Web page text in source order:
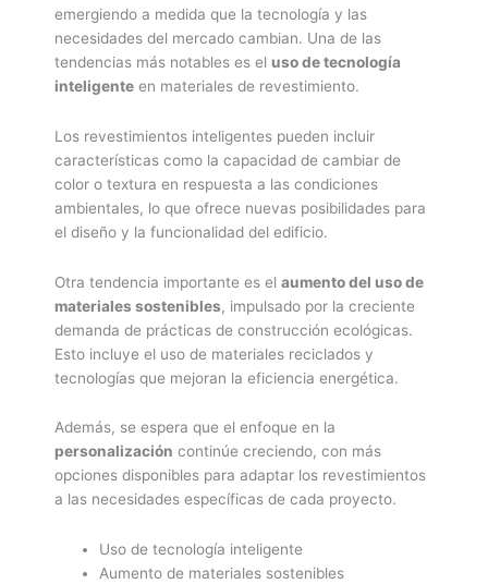
emergiendo a medida que la tecnología y las
necesidades del mercado cambian. Una de las
tendencias más notables es el uso de tecnología
inteligente en materiales de revestimiento.
Los revestimientos inteligentes pueden incluir
características como la capacidad de cambiar de
color o textura en respuesta a las condiciones
ambientales, lo que ofrece nuevas posibilidades para
el diseño y la funcionalidad del edificio.
Otra tendencia importante es el aumento del uso de
materiales sostenibles, impulsado por la creciente
demanda de prácticas de construcción ecológicas.
Esto incluye el uso de materiales reciclados y
tecnologías que mejoran la eficiencia energética.
Además, se espera que el enfoque en la
personalización continúe creciendo, con más
opciones disponibles para adaptar los revestimientos
a las necesidades específicas de cada proyecto.
Uso de tecnología inteligente
Aumento de materiales sostenibles